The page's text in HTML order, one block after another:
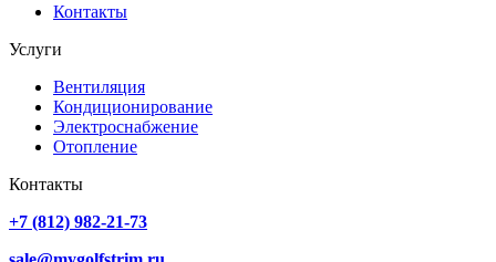
Контакты
Услуги
Вентиляция
Кондиционирование
Электроснабжение
Отопление
Контакты
+7 (812) 982-21-73